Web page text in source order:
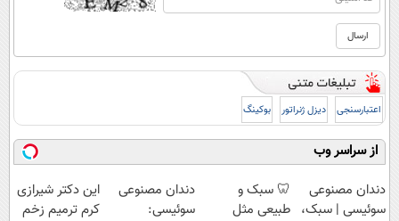
اعتبارسنجی دیزل ژنراتور بوکینگ
از سراسر وب
دندان مصنوعی
سوئیسی | سبک،
🦷 سبک و
طبیعی مثل
دندان مصنوعی
سوئیسی:
این دکتر شیرازی
کرم ترمیم زخم